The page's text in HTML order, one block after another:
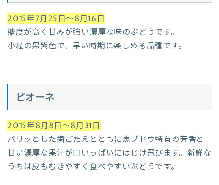
2015年7月25日～8月16日
糖度が高く甘みが強い濃厚な味のぶどうです。
小粒の黒紫色で、早い時期に楽しめる品種です。
ピオーネ
2015年8月8日～8月31日
パリッとした歯ごたえとともに黒ブドウ特有の芳香と
甘い濃厚な果汁が口いっぱいにはじけ飛びます。新鮮な
うちは皮もむきやすく食べやすいぶどうです。